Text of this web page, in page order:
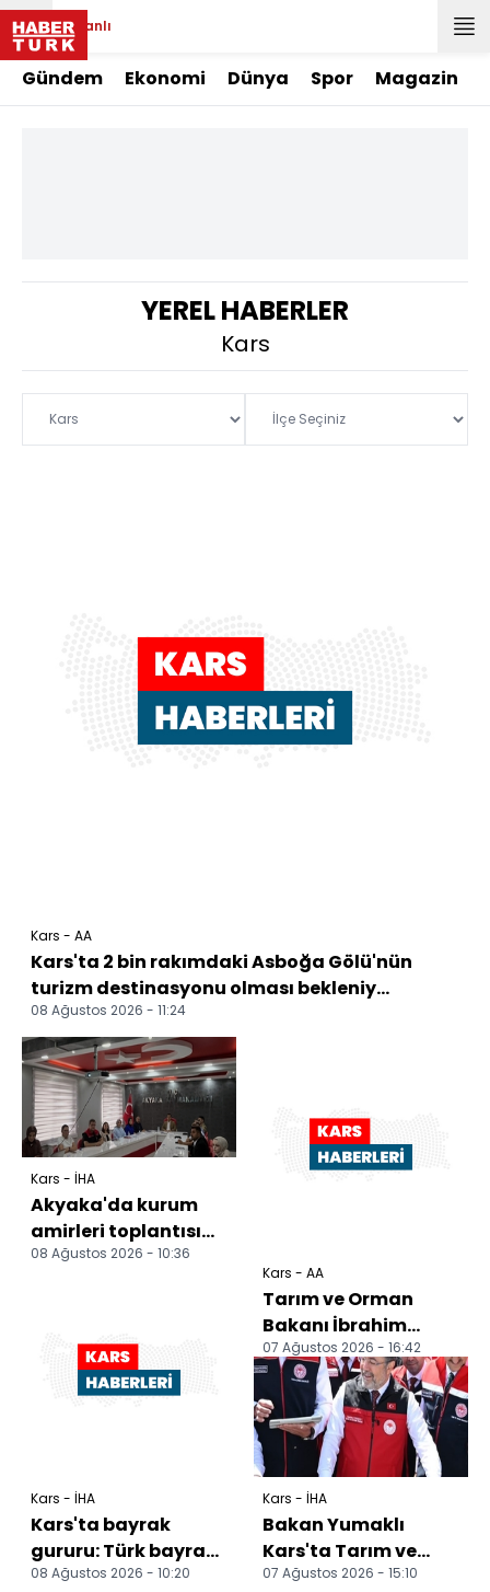
Canlı
Gündem Ekonomi Dünya Spor Magazin
YEREL HABERLER
Kars
Kars - AA
Kars'ta 2 bin rakımdaki Asboğa Gölü'nün
turizm destinasyonu olması bekleniy...
08 Ağustos 2026 - 11:24
Kars - İHA
Akyaka'da kurum
amirleri toplantısı
gerçekleştirildi
08 Ağustos 2026 - 10:36
Kars - İHA
Kars'ta bayrak
gururu: Türk bayrağı
köyün zirvesinde
08 Ağustos 2026 - 10:20
Kars - AA
Tarım ve Orman
Bakanı İbrahim
Yumaklı, Kars'ta
ziyaretlerde bulundu
07 Ağustos 2026 - 16:42
Kars - İHA
Bakan Yumaklı
Kars'ta Tarım ve
Hayvancılığın
07 Ağustos 2026 - 15:10